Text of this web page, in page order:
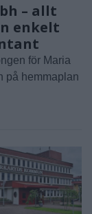
– allt
enkelt
för Maria
på hemmaplan